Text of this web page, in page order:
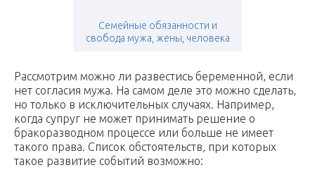
Семейные обязанности и
свобода мужа, жены, человека
Рассмотрим можно ли развестись беременной, если
нет согласия мужа. На самом деле это можно сделать,
но только в исключительных случаях. Например,
когда супруг не может принимать решение о
бракоразводном процессе или больше не имеет
такого права. Список обстоятельств, при которых
такое развитие событий возможно: